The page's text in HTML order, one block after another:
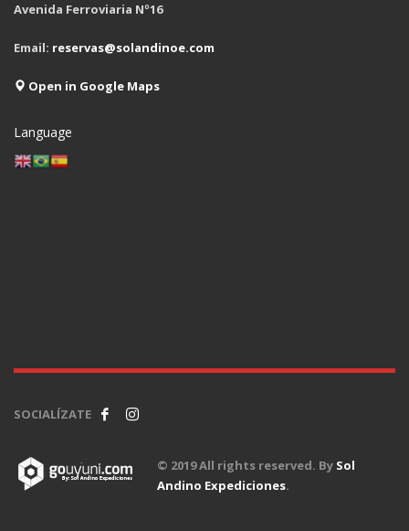
Avenida Ferroviaria Nº16
Email: reservas@solandinoe.com
Open in Google Maps
Language
SOCIALÍZATE
© 2019 All rights reserved. By Sol
Andino Expediciones.